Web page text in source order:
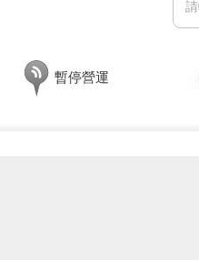
暫停營運